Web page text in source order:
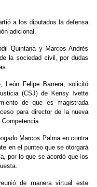
a los diputados la defensa
adicional.
Quintana y Marcos Andrés
la sociedad civil, por dudas
León Felipe Barrera, solicitó
(CSJ) de Kensy Ivette
de que es magistrada
para director de la nueva
Marcos Palma en contra
en el punteo que se otorgará
por lo que se acordó que los
de manera virtual este